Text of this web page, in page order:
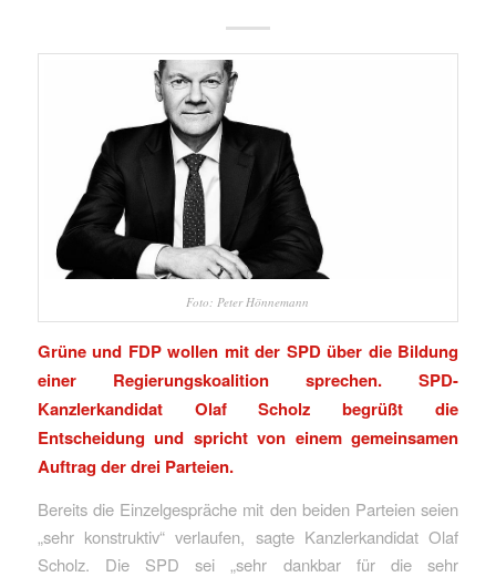
Foto: Peter Hönnemann
Grüne und FDP wollen mit der SPD über die Bildung
einer Regierungskoalition sprechen. SPD-
Kanzlerkandidat Olaf Scholz begrüßt die
Entscheidung und spricht von einem gemeinsamen
Auftrag der drei Parteien.
Bereits die Einzelgespräche mit den beiden Parteien seien
„sehr konstruktiv“ verlaufen, sagte Kanzlerkandidat Olaf
Scholz. Die SPD sei „sehr dankbar für die sehr